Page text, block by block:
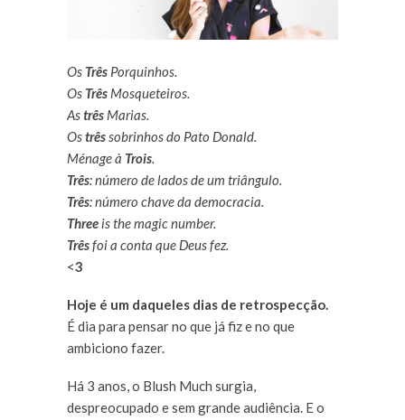
Os Três Porquinhos.
Os Três Mosqueteiros.
Astrês Marias.
Ostrêssobrinhos do Pato Donald.
Ménage à Trois.
Três: número de lados de um triângulo.
Três: número chave da democracia.
Three is the magic number.
Trêsfoi a conta que Deus fez.
<3
Hoje é um daqueles dias de retrospecção.
É dia para pensar no que já fiz e no que
ambiciono fazer.
Há 3 anos, o Blush Much surgia,
despreocupado e sem grande audiência. E o